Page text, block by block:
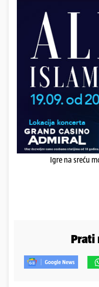
Igre na sreću
Prati